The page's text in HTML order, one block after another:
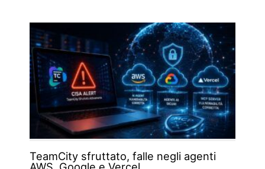
TeamCity sfruttato, falle negli agenti